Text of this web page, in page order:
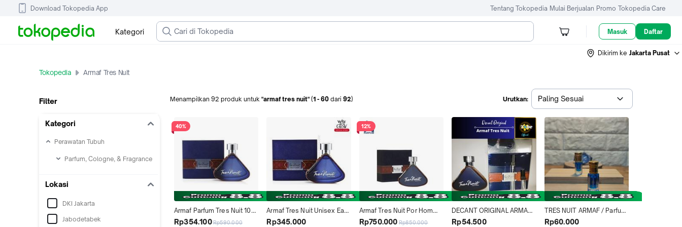
Download Tokopedia App Tentang Tokopedia Mulai Berjualan Promo Tokopedia Care
Kategori Masuk Daftar
Dikirim ke Jakarta Pusat
Tokopedia Armaf Tres Nuit
Filter
Kategori
Perawatan Tubuh
Parfum, Cologne, & Fragrance
Lokasi
DKI Jakarta
Jabodetabek
Menampilkan 92 produk untuk "armaf tres nuit" (1 -60 dari 92) Urutkan: Paling Sesuai
40%
Armaf Parfum Tres Nuit 100
mL
Rp354.100Rp590.000
Armaf Tres Nuit Unisex Eau
de Parfum 100ML
Rp345.000
12%
Armaf Tres Nuit Por Homme
Eau De Toilette 100Ml
Rp750.000 Rp850.000
DECANT ORIGINAL ARMAF
TRES NUIT EDP
Rp54.500
TRES NUIT ARMAF / Parfum
Arab / Arabian Perfumes /
Rp60.000